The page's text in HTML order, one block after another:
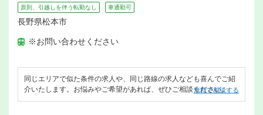
原則、引越しを伴う転勤なし 車通勤可
長野県松本市
※お問い合わせください
同じエリアで似た条件の求人や、同じ路線の求人なども喜んでご紹
介いたします。お悩みやご希望があれば、ぜひご相談ください。
無料で相談する